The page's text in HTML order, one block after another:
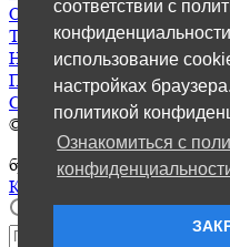
соответствии с
использование
настройках
политикой
Ознакомиться с
Отгрузки
Техническая информация
Наши клиенты
Политика
Согласие с политикой
© 2026 KMZ-BIT /
бурового инструмента /
Карта сайта